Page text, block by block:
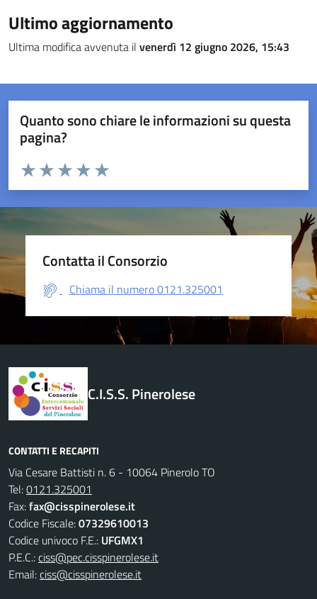
Ultimo aggiornamento
Ultima modifica avvenuta il venerdì 12 giugno 2026, 15:43
Quanto sono chiare le informazioni su questa
pagina?
Valuta da 1 a 5 stelle la pagina
Valuta 5 stelle su 5
Valuta 4 stelle su 5
Valuta 3 stelle su 5
Valuta 2 stelle su 5
Valuta 1 stelle su 5
Contatta il Consorzio
Chiama il numero 0121.325001
C.I.S.S. Pinerolese
CONTATTI E RECAPITI
Via Cesare Battisti n. 6 - 10064 Pinerolo TO
Tel:0121.325001
Fax:fax@cisspinerolese.it
Codice Fiscale:07329610013
Codice univoco F.E.: UFGMX1
P.E.C.:ciss@pec.cisspinerolese.it
Email:ciss@cisspinerolese.it